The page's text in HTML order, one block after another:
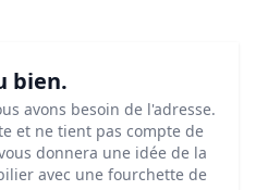
bien.
avons besoin de l'adresse.
et ne tient pas compte de
donnera une idée de la
avec une fourchette de